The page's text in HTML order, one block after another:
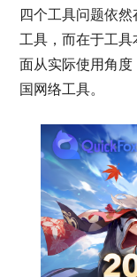
四个工具问题依
工具，而在于工
面从实际使用角度
国网络工具。